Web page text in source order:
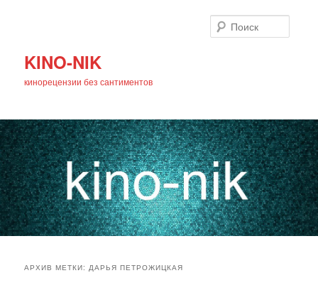
KINO-NIK
кинорецензии без сантиментов
АРХИВ МЕТКИ:ДАРЬЯ ПЕТРОЖИЦКАЯ